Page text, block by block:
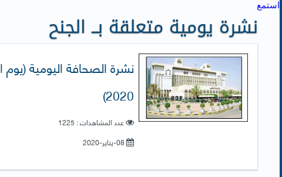
استمع
نشرة يومية متعلقة بــ الجنح
2020)
عدد المشاهدات : 1225
08-يناير-2020